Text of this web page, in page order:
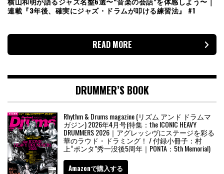
連載『3年後、確実にジャズ・ドラムが叩ける練習法』 #1
READ MORE
DRUMMER’S BOOK
Rhythm & Drums magazine (リズム アンド ドラムマ
ガジン) 2026年4月号(特集：the ICONIC HEAVY
DRUMMERS 2026｜アグレッシヴにステージを彩る
華のラウド・ドラミング！ / 付録小冊子：村
上“ポンタ”秀一没後5周年｜PONTA：5th Memorial)
Amazonで購入する